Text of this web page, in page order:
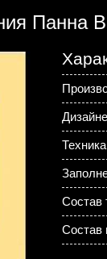
Панна
Состав
Состав